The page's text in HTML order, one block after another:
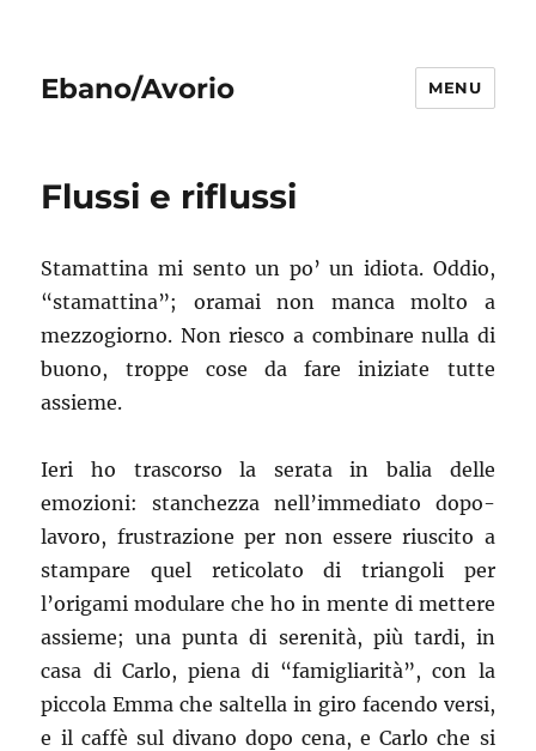
Ebano/Avorio MENU
Flussi e riflussi
Stamattina mi sento un po’ un idiota. Oddio,
“stamattina”; oramai non manca molto a
mezzogiorno. Non riesco a combinare nulla di
buono, troppe cose da fare iniziate tutte
assieme.
Ieri ho trascorso la serata in balia delle
emozioni: stanchezza nell’immediato dopo-
lavoro, frustrazione per non essere riuscito a
stampare quel reticolato di triangoli per
l’origami modulare che ho in mente di mettere
assieme; una punta di serenità, più tardi, in
casa di Carlo, piena di “famigliarità”, con la
piccola Emma che saltella in giro facendo versi,
e il caffè sul divano dopo cena, e Carlo che si